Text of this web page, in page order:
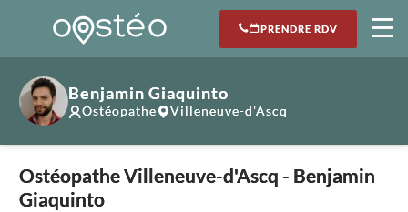
PRENDRE RDV
Benjamin Giaquinto
Ostéopathe Villeneuve-d'Ascq
Ostéopathe Villeneuve-d'Ascq - Benjamin
Giaquinto